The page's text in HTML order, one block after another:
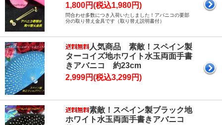
1,800円(税込1,980円)
問合わせ多数につき入荷いたしました！アバニコの要部
分の取り替え金具です（取り替え説明書付）
人気商品 素敵！スペイン製
ターコイズ地ホワイト水玉両面手書
きアバニコ 約23cm
2,999円(税込3,299円)
素敵！スペイン製ブラック地
ホワイト水玉両面手書きアバニコ